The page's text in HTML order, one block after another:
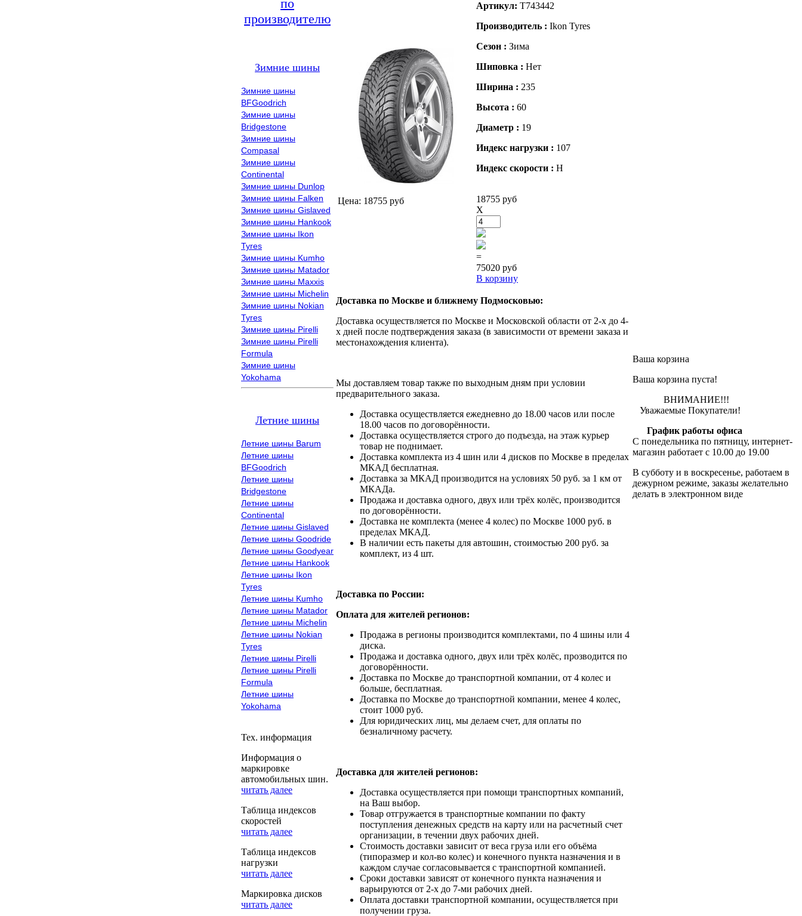
по
производителю
Зимние шины
Зимние шины
BFGoodrich
Зимние шины
Bridgestone
Зимние шины
Compasal
Зимние шины
Continental
Зимние шины Dunlop
Зимние шины Falken
Зимние шины Gislaved
Зимние шины Hankook
Зимние шины Ikon
Tyres
Зимние шины Kumho
Зимние шины Matador
Зимние шины Maxxis
Зимние шины Michelin
Зимние шины Nokian
Tyres
Зимние шины Pirelli
Зимние шины Pirelli
Formula
Зимние шины
Yokohama
Летние шины
Летние шины Barum
Летние шины
BFGoodrich
Летние шины
Bridgestone
Летние шины
Continental
Летние шины Gislaved
Летние шины Goodride
Летние шины Goodyear
Летние шины Hankook
Летние шины Ikon
Tyres
Летние шины Kumho
Летние шины Matador
Летние шины Michelin
Летние шины Nokian
Tyres
Летние шины Pirelli
Летние шины Pirelli
Formula
Летние шины
Yokohama
Тех. информация
Информация о
маркировке
автомобильных шин.
читать далее
Таблица индексов
скоростей
читать далее
Таблица индексов
нагрузки
читать далее
Маркировка дисков
читать далее
Цена: 18755 руб
Артикул: T743442
Производитель : Ikon Tyres
Сезон : Зима
Шиповка : Нет
Ширина : 235
Высота : 60
Диаметр : 19
Индекс нагрузки : 107
Индекс скорости : H
18755 руб
X
=
75020 руб
В корзину
Доставка по Москве и ближнему Подмосковью:
Доставка осуществляется по Москве и Московской области от 2-х до 4-
х дней после подтверждения заказа (в зависимости от времени заказа и
местонахождения клиента).
Мы доставляем товар также по выходным дням при условии
предварительного заказа.
Доставка осуществляется ежедневно до 18.00 часов или после
18.00 часов по договорённости.
Доставка осуществляется строго до подъезда, на этаж курьер
товар не поднимает.
Доставка комплекта из 4 шин или 4 дисков по Москве в пределах
МКАД бесплатная.
Доставка за МКАД производится на условиях 50 руб. за 1 км от
МКАДа.
Продажа и доставка одного, двух или трёх колёс, производится
по договорённости.
Доставка не комплекта (менее 4 колес) по Москве 1000 руб. в
пределах МКАД.
В наличии есть пакеты для автошин, стоимостью 200 руб. за
комплект, из 4 шт.
Доставка по России:
Оплата для жителей регионов:
Продажа в регионы производится комплектами, по 4 шины или 4
диска.
Продажа и доставка одного, двух или трёх колёс, прозводится по
договорённости.
Доставка по Москве до транспортной компании, от 4 колес и
больше, бесплатная.
Доставка по Москве до транспортной компании, менее 4 колес,
стоит 1000 руб.
Для юридических лиц, мы делаем счет, для оплаты по
безналичному расчету.
Доставка для жителей регионов:
Доставка осуществляется при помощи транспортных компаний,
на Ваш выбор.
Товар отгружается в транспортные компании по факту
поступления денежных средств на карту или на расчетный счет
организации, в течении двух рабочих дней.
Стоимость доставки зависит от веса груза или его объёма
(типоразмер и кол-во колес) и конечного пункта назначения и в
каждом случае согласовывается с транспортной компанией.
Сроки доставки зависят от конечного пункта назначения и
варьируются от 2-х до 7-ми рабочих дней.
Оплата доставки транспортной компании, осуществляется при
получении груза.
Ваша корзина
Ваша корзина пуста!
ВНИМАНИЕ!!!
Уважаемые Покупатели!
График работы офиса
С понедельника по пятницу, интернет-
магазин работает с 10.00 до 19.00
В субботу и в воскресенье, работаем в
дежурном режиме, заказы желательно
делать в электронном виде